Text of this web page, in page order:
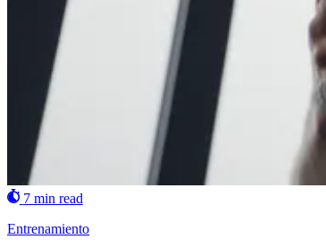
7 min read
Entrenamiento